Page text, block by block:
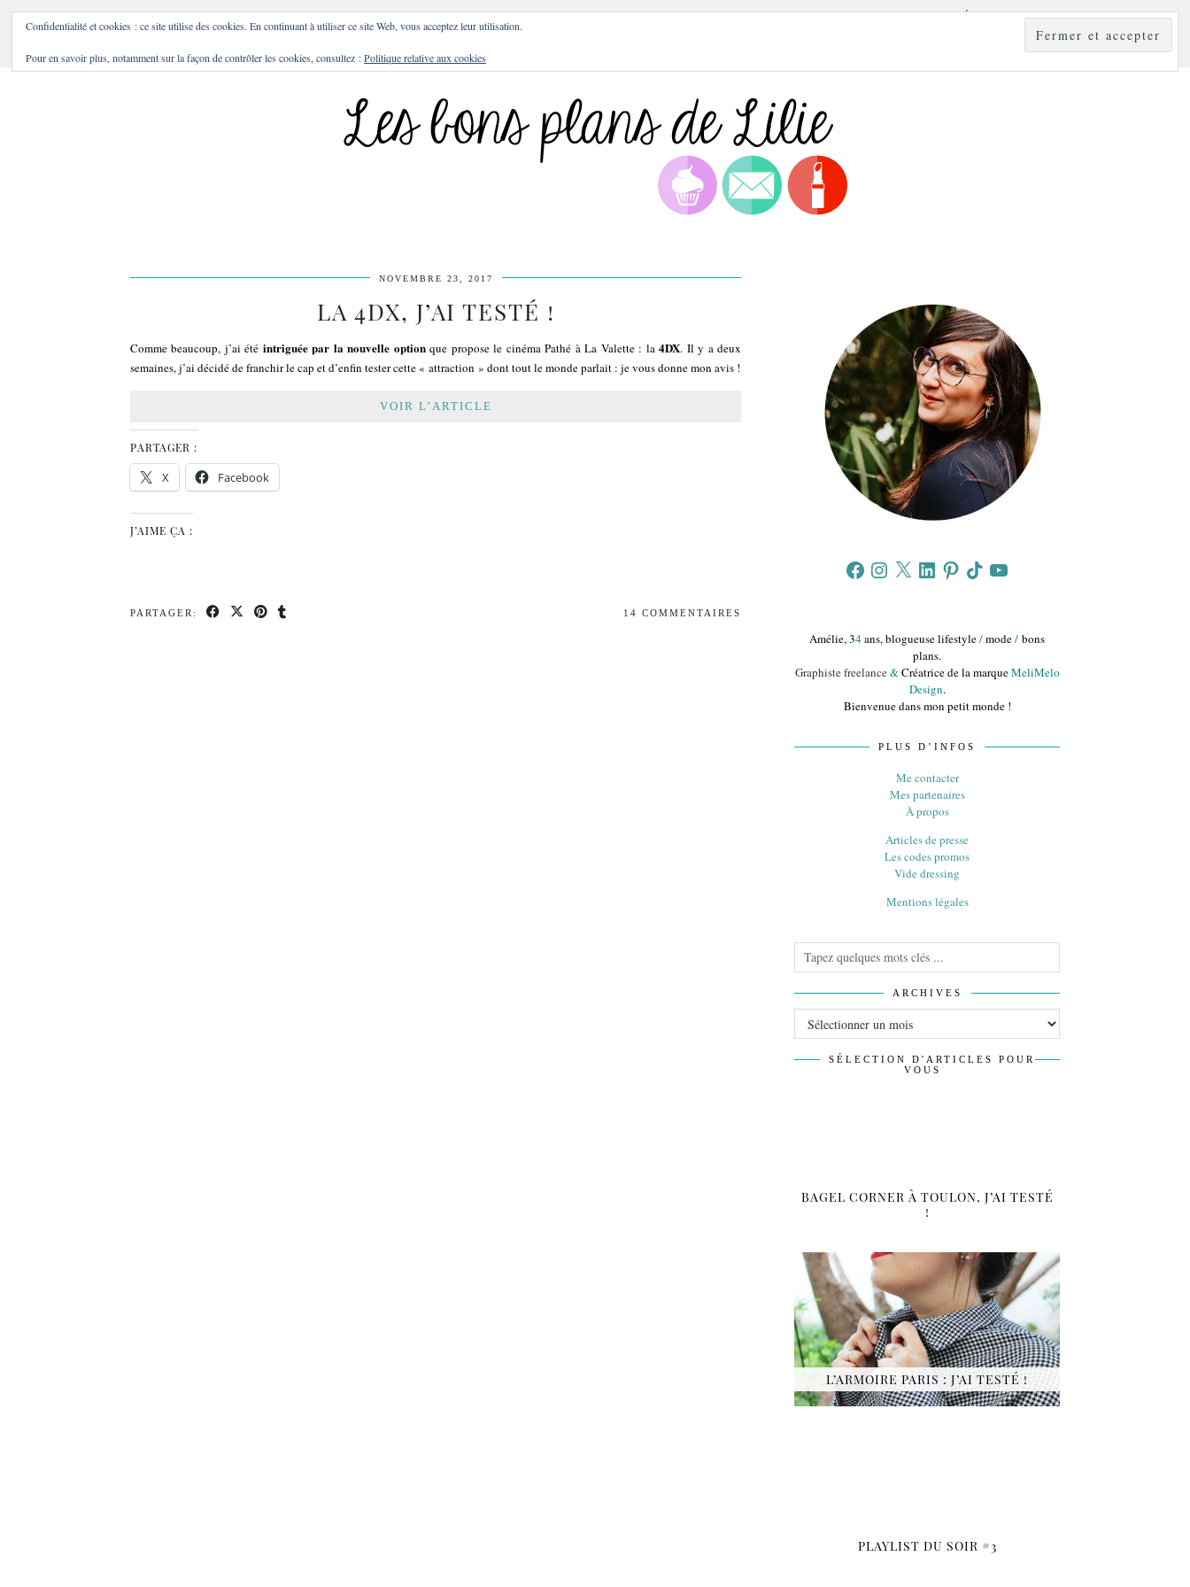
NOVEMBRE 23, 2017
LA 4DX, J’AI TESTÉ !
Comme beaucoup, j’ai été intriguée par la nouvelle optionque propose le cinéma Pathé à La Valette : la4DX. Il y a deux
semaines, j’ai décidé de franchir le cap et d’enfin tester cette « attraction » dont tout le monde parlait : je vous donne mon avis !
VOIR L’ARTICLE
PARTAGER :
X Facebook
J’AIME ÇA :
PARTAGER: 14 COMMENTAIRES
FacebookInstagram
X LinkedInPinterestTikTokYouTube
Amélie, 34ans, blogueuse lifestyle/mode/ bons
plans.
Graphiste freelance&Créatrice de la marqueMeliMelo
Design.
Bienvenue dans mon petit monde !
PLUS D’INFOS
Me contacter
Mes partenaires
À propos
Articles de presse
Les codes promos
Vide dressing
Mentions légales
ARCHIVES
SÉLECTION D'ARTICLES POUR
VOUS
BAGEL CORNER À TOULON, J’AI TESTÉ
!
L’ARMOIRE PARIS : J’AI TESTÉ !
PLAYLIST DU SOIR #3
Confidentialité et cookies : ce site utilise des cookies. En continuant à utiliser ce site Web, vous acceptez leur utilisation.
Pour en savoir plus, notamment sur la façon de contrôler les cookies, consultez :Politique relative aux cookies